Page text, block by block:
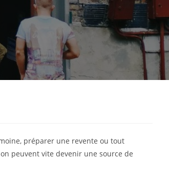
préparer une revente ou tout
peuvent vite devenir une source de